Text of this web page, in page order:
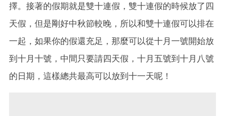
擇。接著的假期就是雙十連假，雙十連假的時候放了四
天假，但是剛好中秋節較晚，所以和雙十連假可以排在
一起，如果你的假還充足，那麼可以從十月一號開始放
到十月十號，中間只要請四天假，十月五號到十月八號
的日期，這樣總共最高可以放到十一天呢！